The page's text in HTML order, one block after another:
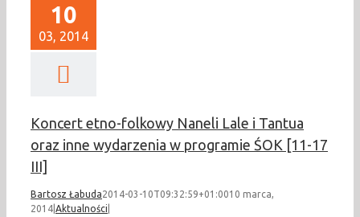
10
03, 2014
Koncert etno-folkowy Naneli Lale i Tantua
oraz inne wydarzenia w programie ŚOK [11-17
III]
Bartosz Łabuda2014-03-10T09:32:59+01:0010 marca,
2014 Aktualności